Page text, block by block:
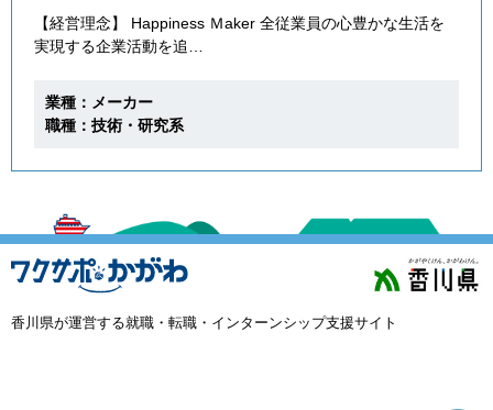
【経営理念】 Happiness Ｍaker 全従業員の心豊かな生活を
実現する企業活動を追…
業種：メーカー
職種：技術・研究系
香川県が運営する就職・転職・インターンシップ支援サイト